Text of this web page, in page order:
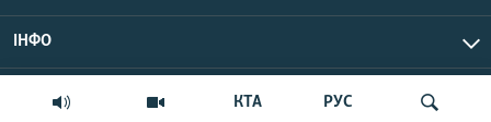
КТА РУС
ІНФО
© Крим.Реалії, 2026 | Усі права застережено.